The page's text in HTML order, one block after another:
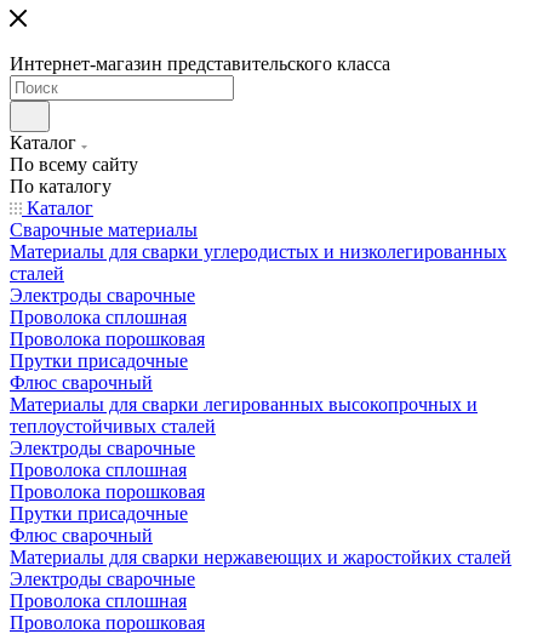
Интернет-магазин представительского класса
Каталог
По всему сайту
По каталогу
Каталог
Сварочные материалы
Материалы для сварки углеродистых и низколегированных
сталей
Электроды сварочные
Проволока сплошная
Проволока порошковая
Прутки присадочные
Флюс сварочный
Материалы для сварки легированных высокопрочных и
теплоустойчивых сталей
Электроды сварочные
Проволока сплошная
Проволока порошковая
Прутки присадочные
Флюс сварочный
Материалы для сварки нержавеющих и жаростойких сталей
Электроды сварочные
Проволока сплошная
Проволока порошковая